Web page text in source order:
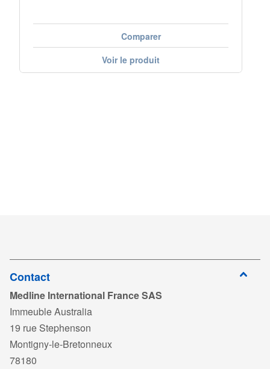
Comparer
Voir le produit
Contact
Medline International France SAS
Immeuble Australia
19 rue Stephenson
Montigny-le-Bretonneux
78180